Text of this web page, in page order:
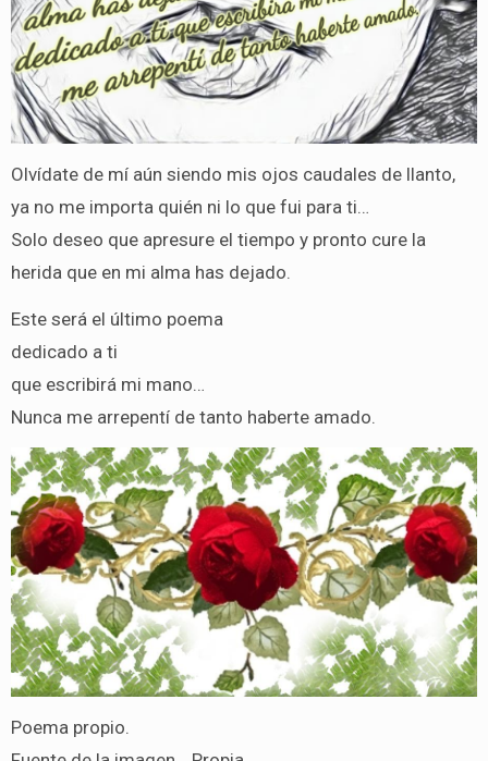
Olvídate de mí aún siendo mis ojos caudales de llanto,
ya no me importa quién ni lo que fui para ti…
Solo deseo que apresure el tiempo y pronto cure la
herida que en mi alma has dejado.
Este será el último poema
dedicado a ti
que escribirá mi mano…
Nunca me arrepentí de tanto haberte amado.
Poema propio.